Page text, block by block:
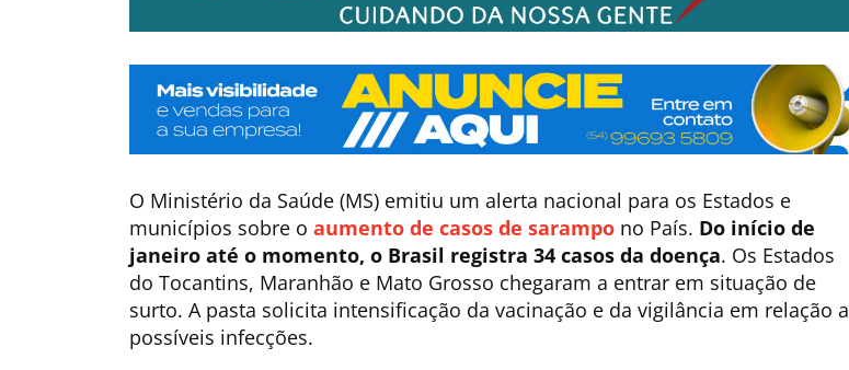
O Ministério da Saúde (MS) emitiu um alerta nacional para os Estados e
municípios sobre o aumento de casos de sarampono País. Do início de
janeiro até o momento, o Brasil registra 34 casos da doença. Os Estados
do Tocantins, Maranhão e Mato Grosso chegaram a entrar em situação de
surto. A pasta solicita intensificação da vacinação e da vigilância em relação a
possíveis infecções.